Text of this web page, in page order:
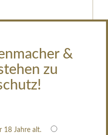
&
zu
18 Jahre alt.